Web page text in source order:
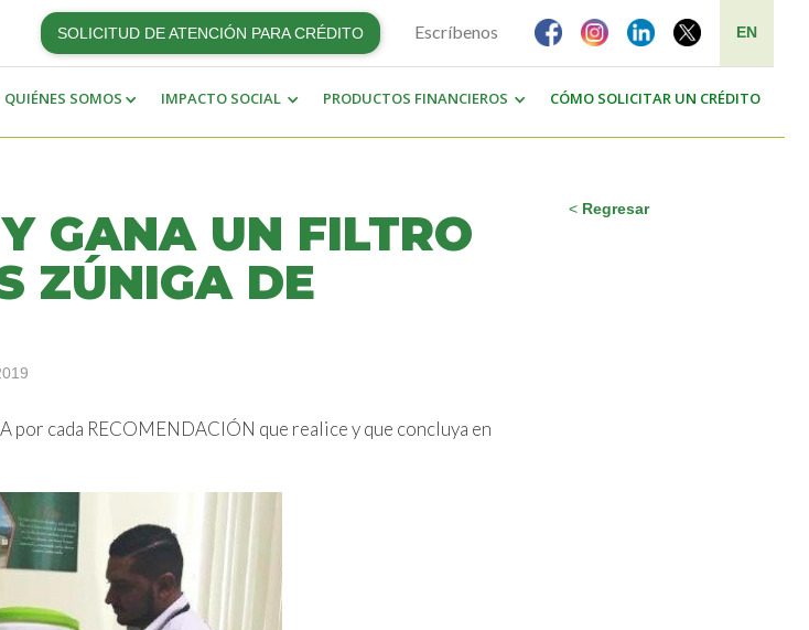
SOLICITUD DE ATENCIÓN PARA CRÉDITO Escríbenos EN
QUIÉNES SOMOS IMPACTO SOCIAL PRODUCTOS FINANCIEROS CÓMO SOLICITAR UN CRÉDITO
< Regresar
GANA UN FILTRO
ZÚNIGA DE
por cada RECOMENDACIÓN que realice y que concluya en